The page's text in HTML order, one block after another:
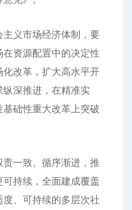
义市场经济体制，要
资源配置中的决定性
改革，扩大高水平开
深推进，在精准实
础性重大改革上突破
一致、循序渐进，推
持续，全面建成覆盖
、可持续的多层次社